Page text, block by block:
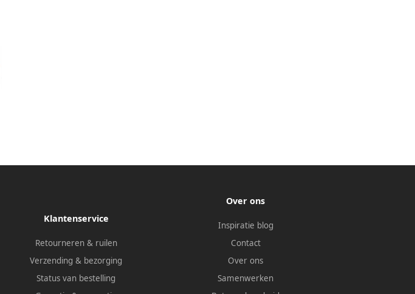
Klantenservice
Retourneren & ruilen
Verzending & bezorging
Status van bestelling
Over ons
Inspiratie blog
Contact
Over ons
Samenwerken